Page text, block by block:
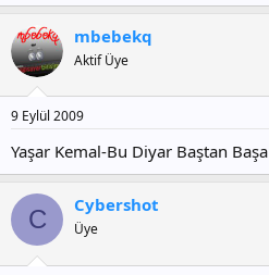
mbebekq
Aktif Üye
9 Eylül 2009
Yaşar Kemal-Bu Diyar Baştan Başa
C Cybershot
Üye